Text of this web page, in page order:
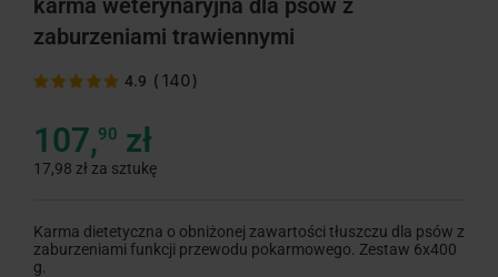
karma weterynaryjna dla psów z
zaburzeniami trawiennymi
4.9 ( 140)
107,90 zł
17,98 zł za sztukę
Karma dietetyczna o obniżonej zawartości tłuszczu dla psów z
zaburzeniami funkcji przewodu pokarmowego. Zestaw 6x400
g.